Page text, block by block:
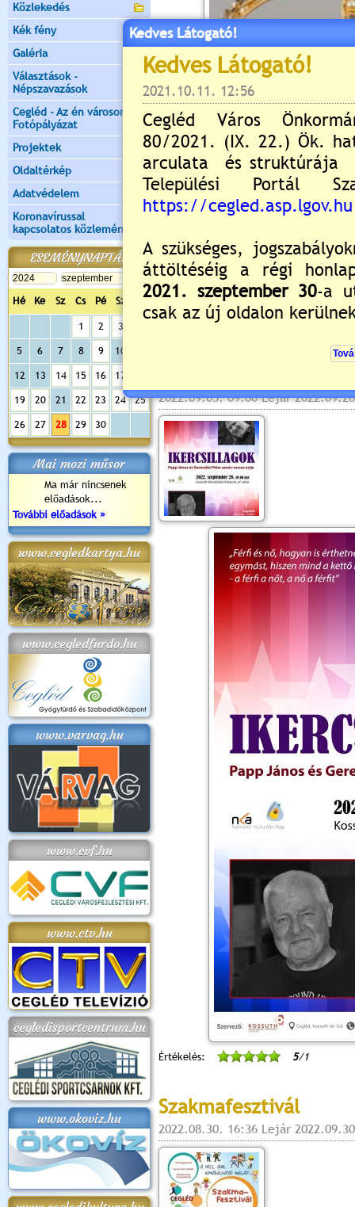
Közlekedés
Kék fény
Galéria
Választások -
Népszavazások
Cegléd - Az én városom -
Fotópályázat
Projektek
Oldaltérkép
Adatvédelem
Koronavírussal
kapcsolatos közlemények
ESEMÉNYNAPTÁR
Hé Ke Sz Cs Pé Sz Va
1 2 3
5 6 7 8 9 10
12 13 14 15 16 17
19 20 21 22 23 24 25
26 27 28 29 30
Mai mozi műsor
Ma már nincsenek
előadások...
További előadások »
www.cegledkartya.hu
www.cegledfurdo.hu
www.varvag.hu
www.cvf.hu
www.ctv.hu
cegledisportcentrum.hu
www.okoviz.hu
2022.09.05. 09:00 Lejár
Értékelés: 5/1
Szakmafesztivál
2022.08.30. 16:36 Lejár
Kedves Látogató!